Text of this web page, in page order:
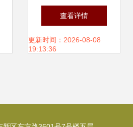
——走进金华新颖
日用品厂的品质世
查看详情
更新时间：2026-08-08
19:13:36